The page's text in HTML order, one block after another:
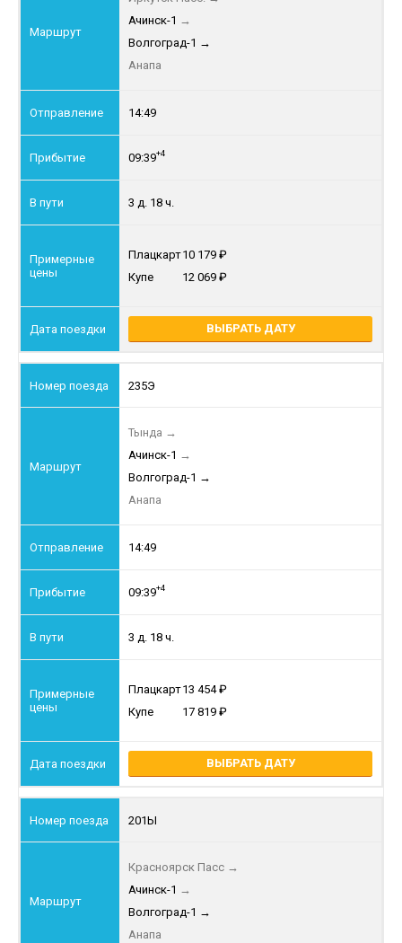
Ачинск-1 →
Волгоград-1 →
Анапа
14:49
09:39+4
3 д. 18 ч.
Плацкарт10 179
Купе
12 069
ВЫБРАТЬ ДАТУ
235Э
Тында →
Ачинск-1 →
Волгоград-1 →
Анапа
14:49
09:39+4
3 д. 18 ч.
Плацкарт13 454
Купе
17 819
ВЫБРАТЬ ДАТУ
201Ы
Красноярск Пасс →
Ачинск-1 →
Волгоград-1 →
Анапа